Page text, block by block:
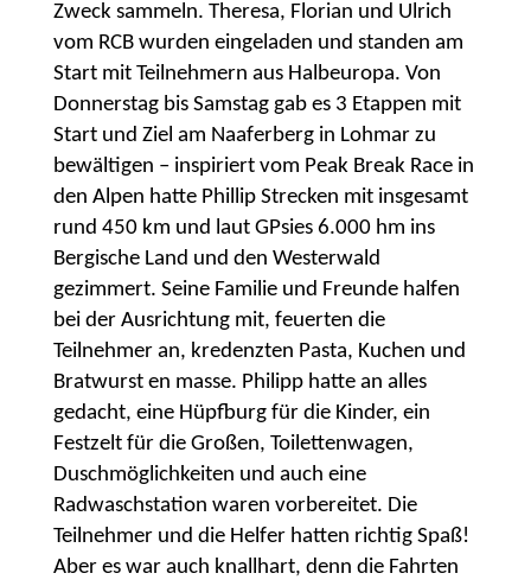
Zweck sammeln. Theresa, Florian und Ulrich
vom RCB wurden eingeladen und standen am
Start mit Teilnehmern aus Halbeuropa. Von
Donnerstag bis Samstag gab es 3 Etappen mit
Start und Ziel am Naaferberg in Lohmar zu
bewältigen – inspiriert vom Peak Break Race in
den Alpen hatte Phillip Strecken mit insgesamt
rund 450 km und laut GPsies 6.000 hm ins
Bergische Land und den Westerwald
gezimmert. Seine Familie und Freunde halfen
bei der Ausrichtung mit, feuerten die
Teilnehmer an, kredenzten Pasta, Kuchen und
Bratwurst en masse. Philipp hatte an alles
gedacht, eine Hüpfburg für die Kinder, ein
Festzelt für die Großen, Toilettenwagen,
Duschmöglichkeiten und auch eine
Radwaschstation waren vorbereitet. Die
Teilnehmer und die Helfer hatten richtig Spaß!
Aber es war auch knallhart, denn die Fahrten